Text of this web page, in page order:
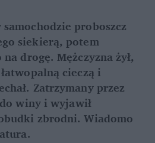
proboszcz
siekierą, potem
drogę. Mężczyzna żył,
cieczą i
Zatrzymany przez
winy i wyjawił
zbrodni. Wiadomo